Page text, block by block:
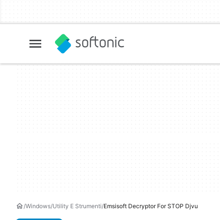
Windows Utility E Strumenti Emsisoft Decryptor For STOP Djvu